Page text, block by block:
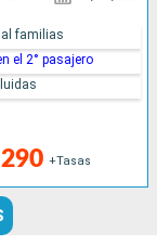
+Tasas
familias
el 2° pasajero